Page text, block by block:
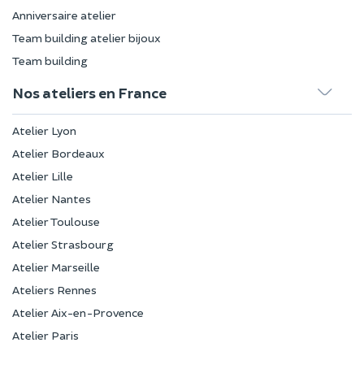
Anniversaire atelier
Team building atelier bijoux
Team building
Nos ateliers en France
Atelier Lyon
Atelier Bordeaux
Atelier Lille
Atelier Nantes
Atelier Toulouse
Atelier Strasbourg
Atelier Marseille
Ateliers Rennes
Atelier Aix-en-Provence
Atelier Paris